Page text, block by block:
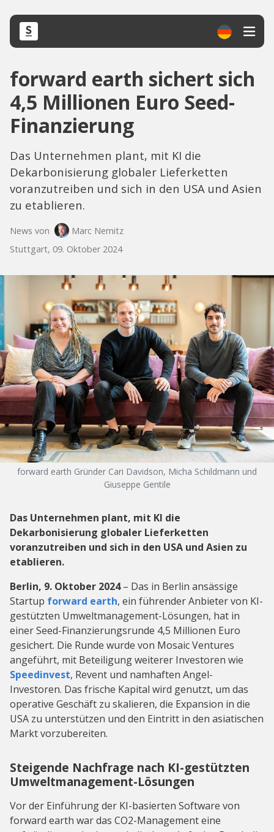
forward earth sichert sich
4,5 Millionen Euro Seed-
Finanzierung
Das Unternehmen plant, mit KI die
Dekarbonisierung globaler Lieferketten
voranzutreiben und sich in den USA und Asien
zu etablieren.
News von
Marc Nemitz
Stuttgart, 09. Oktober 2024
forward earth Gründer Cari Davidson, Micha Schildmann und
Giuseppe Gentile
Das Unternehmen plant, mit KI die
Dekarbonisierung globaler Lieferketten
voranzutreiben und sich in den USA und Asien zu
etablieren.
Berlin, 9. Oktober 2024– Das in Berlin ansässige
Startup forward earth, ein führender Anbieter von KI-
gestützten Umweltmanagement-Lösungen, hat in
einer Seed-Finanzierungsrunde 4,5 Millionen Euro
gesichert. Die Runde wurde von Mosaic Ventures
angeführt, mit Beteiligung weiterer Investoren wie
Speedinvest, Revent und namhaften Angel-
Investoren. Das frische Kapital wird genutzt, um das
operative Geschäft zu skalieren, die Expansion in die
USA zu unterstützen und den Eintritt in den asiatischen
Markt vorzubereiten.
Steigende Nachfrage nach KI-gestützten
Umweltmanagement-Lösungen
Vor der Einführung der KI-basierten Software von
forward earth war das CO2-Management eine